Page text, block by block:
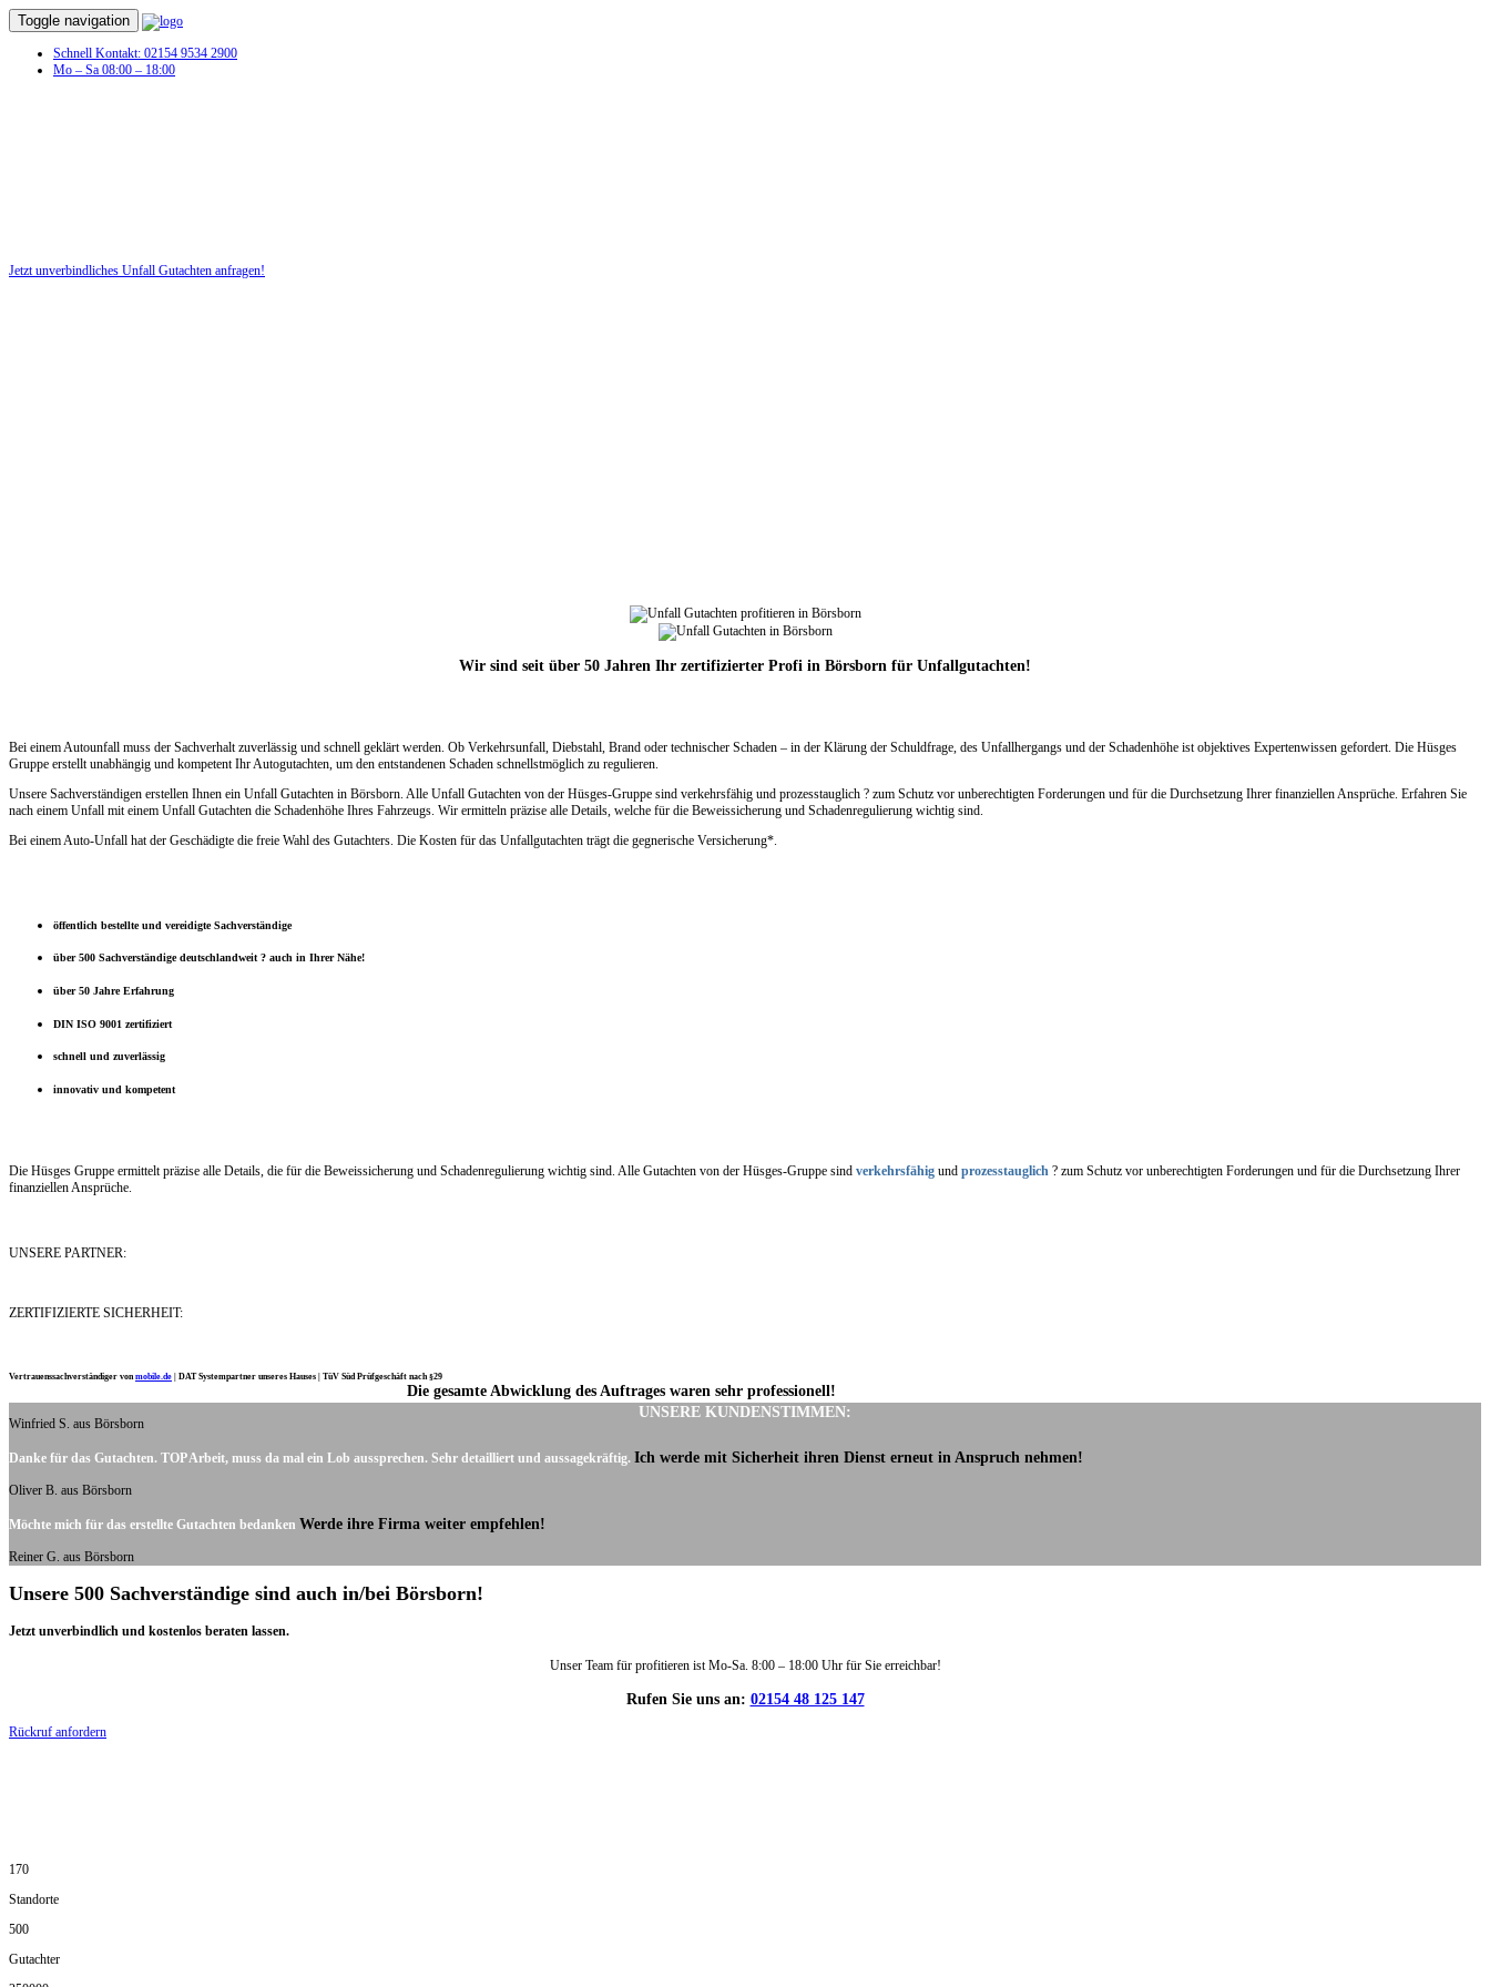
Toggle navigation
Schnell Kontakt: 02154 9534 2900
Mo – Sa 08:00 – 18:00
Jetzt unverbindliches Unfall Gutachten anfragen!
Wir sind seit über 50 Jahren Ihr zertifizierter Profi in Börsborn für Unfallgutachten!
Bei einem Autounfall muss der Sachverhalt zuverlässig und schnell geklärt werden. Ob Verkehrsunfall, Diebstahl, Brand oder technischer Schaden – in der Klärung der Schuldfrage, des Unfallhergangs und der Schadenhöhe ist objektives Expertenwissen gefordert. Die Hüsges
Gruppe erstellt unabhängig und kompetent Ihr Autogutachten, um den entstandenen Schaden schnellstmöglich zu regulieren.
Unsere Sachverständigen erstellen Ihnen ein Unfall Gutachten in Börsborn. Alle Unfall Gutachten von der Hüsges-Gruppe sind verkehrsfähig und prozesstauglich ? zum Schutz vor unberechtigten Forderungen und für die Durchsetzung Ihrer finanziellen Ansprüche. Erfahren Sie
nach einem Unfall mit einem Unfall Gutachten die Schadenhöhe Ihres Fahrzeugs. Wir ermitteln präzise alle Details, welche für die Beweissicherung und Schadenregulierung wichtig sind.
Bei einem Auto-Unfall hat der Geschädigte die freie Wahl des Gutachters. Die Kosten für das Unfallgutachten trägt die gegnerische Versicherung*.
öffentlich bestellte und vereidigte Sachverständige
über 500 Sachverständige deutschlandweit ? auch in Ihrer Nähe!
über 50 Jahre Erfahrung
DIN ISO 9001 zertifiziert
schnell und zuverlässig
innovativ und kompetent
Die Hüsges Gruppe ermittelt präzise alle Details, die für die Beweissicherung und Schadenregulierung wichtig sind. Alle Gutachten von der Hüsges-Gruppe sind verkehrsfähig und prozesstauglich ? zum Schutz vor unberechtigten Forderungen und für die Durchsetzung Ihrer
finanziellen Ansprüche.
UNSERE PARTNER:
ZERTIFIZIERTE SICHERHEIT:
Vertrauenssachverständiger vonmobile.de DAT Systempartner unseres Hauses | TüV Süd Prüfgeschäft nach §29
UNSERE KUNDENSTIMMEN:
Die gesamte Abwicklung des Auftrages waren sehr professionell!
Winfried S. aus Börsborn
Danke für das Gutachten. TOP Arbeit, muss da mal ein Lob aussprechen. Sehr detailliert und aussagekräftig. Ich werde mit Sicherheit ihren Dienst erneut in Anspruch nehmen!
Oliver B. aus Börsborn
Möchte mich für das erstellte Gutachten bedanken Werde ihre Firma weiter empfehlen!
Reiner G. aus Börsborn
Unsere 500 Sachverständige sind auch in/bei Börsborn!
Jetzt unverbindlich und kostenlos beraten lassen.
Unser Team für profitieren ist Mo-Sa. 8:00 – 18:00 Uhr für Sie erreichbar!
Rufen Sie uns an: 02154 48 125 147
Rückruf anfordern
170
Standorte
500
Gutachter